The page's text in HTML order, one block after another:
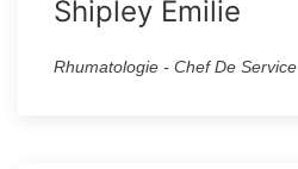
Shipley Émilie
Rhumatologie - Chef De Service